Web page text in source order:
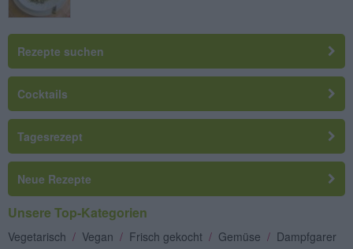
Rezepte suchen
Cocktails
Tagesrezept
Neue Rezepte
Unsere Top-Kategorien
Vegetarisch / Vegan / Frisch gekocht / Gemüse / Dampfgarer